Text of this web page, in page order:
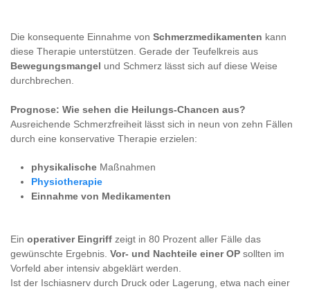
Die konsequente Einnahme von Schmerzmedikamenten kann
diese Therapie unterstützen. Gerade der Teufelkreis aus
Bewegungsmangel und Schmerz lässt sich auf diese Weise
durchbrechen.
Prognose: Wie sehen die Heilungs-Chancen aus?
Ausreichende Schmerzfreiheit lässt sich in neun von zehn Fällen
durch eine konservative Therapie erzielen:
physikalische Maßnahmen
Physiotherapie
Einnahme von Medikamenten
Ein operativer Eingriff zeigt in 80 Prozent aller Fälle das
gewünschte Ergebnis. Vor- und Nachteile einer OP sollten im
Vorfeld aber intensiv abgeklärt werden.
Ist der Ischiasnerv durch Druck oder Lagerung, etwa nach einer